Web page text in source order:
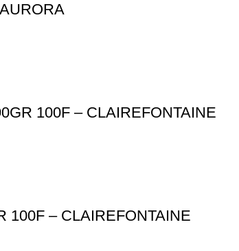
100F – CLAIREFONTAINE
100F – CLAIREFONTAINE